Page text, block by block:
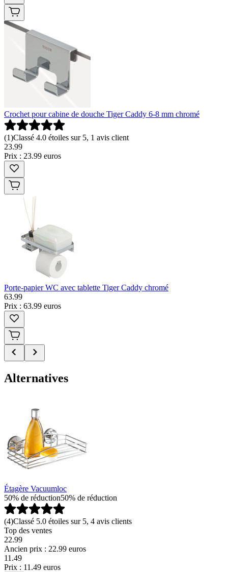
Crochet pour cabine de douche Tiger Caddy 6-8 mm chromé
(1)Classé 4.0 étoiles sur 5, 1 avis client
23.99
Prix : 23.99 euros
Porte-papier WC avec tablette Tiger Caddy chromé
63.99
Prix : 63.99 euros
Alternatives
Étagère Vacuumloc
50% de réduction50% de réduction
(4)Classé 5.0 étoiles sur 5, 4 avis clients
Top des ventes
22.99
Ancien prix : 22.99 euros
11 .49
Prix : 11.49 euros